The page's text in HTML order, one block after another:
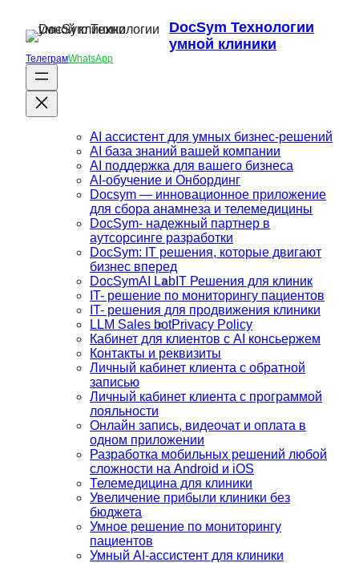
DocSym Технологии
умной клиники
ТелеграмWhatsApp
AI ассистент для умных бизнес-решений
AI база знаний вашей компании
AI поддержка для вашего бизнеса
AI-обучение и Онбординг
Docsym — инновационное приложение
для сбора анамнеза и телемедицины
DocSym- надежный партнер в
аутсорсинге разработки
DocSym: IT решения, которые двигают
бизнес вперед
DocSymAI Lab IT Решения для клиник
IT- решение по мониторингу пациентов
IT- решения для продвижения клиники
LLM Sales botPrivacy Policy
Кабинет для клиентов с AI консьержем
Контакты и реквизиты
Личный кабинет клиента с обратной
записью
Личный кабинет клиента с программой
лояльности
Онлайн запись, видеочат и оплата в
одном приложении
Разработка мобильных решений любой
сложности на Android и iOS
Телемедицина для клиники
Увеличение прибыли клиники без
бюджета
Умное решение по мониторингу
пациентов
Умный AI-ассистент для клиники